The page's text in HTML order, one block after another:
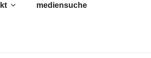
mediensuche